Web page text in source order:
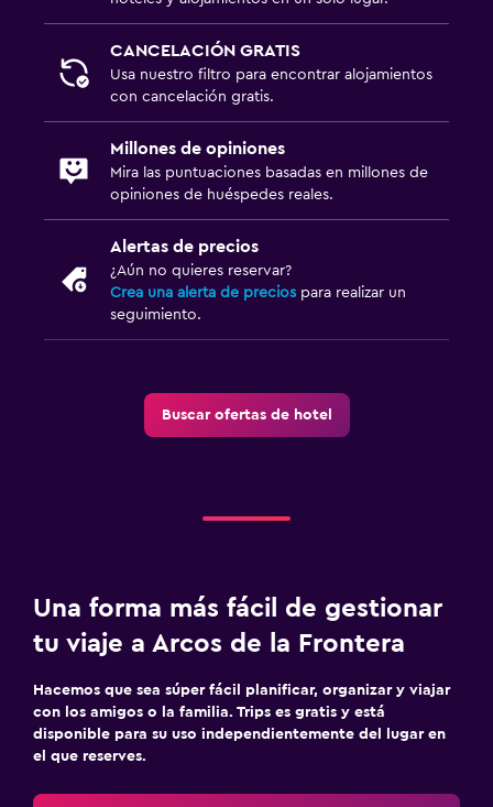
CANCELACIÓN GRATIS
Usa nuestro filtro para encontrar alojamientos
con cancelación gratis.
Millones de opiniones
Mira las puntuaciones basadas en millones de
opiniones de huéspedes reales.
Alertas de precios
¿Aún no quieres reservar?
Crea una alerta de precios para realizar un
seguimiento.
Buscar ofertas de hotel
Una forma más fácil de gestionar
tu viaje a Arcos de la Frontera
Hacemos que sea súper fácil planificar, organizar y viajar
con los amigos o la familia. Trips es gratis y está
disponible para su uso independientemente del lugar en
el que reserves.